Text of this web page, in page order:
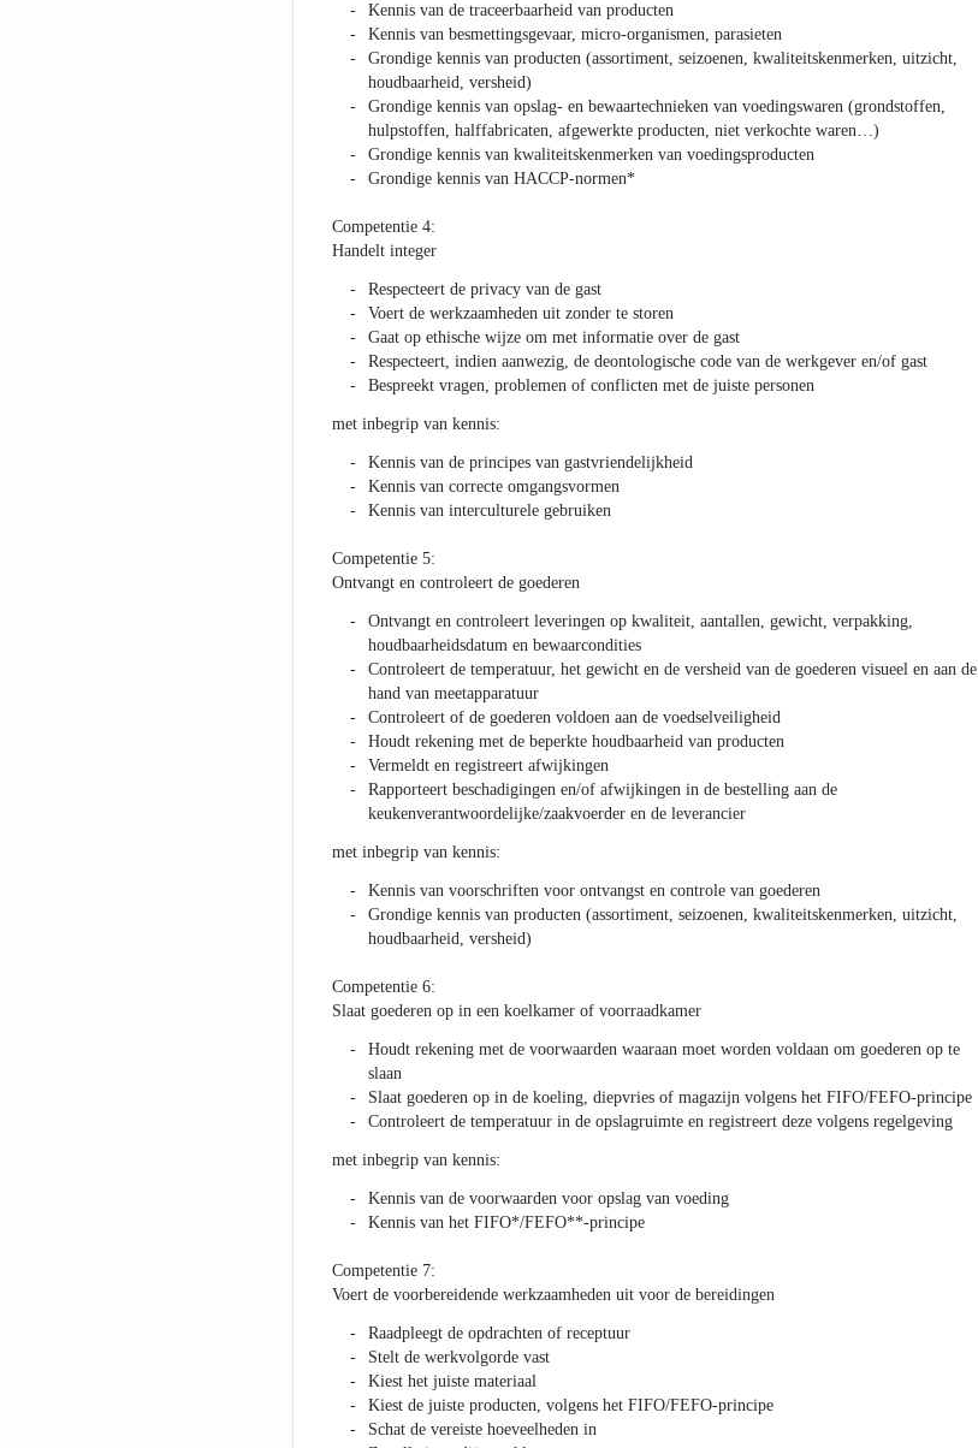
Kennis van de traceerbaarheid van producten
Kennis van besmettingsgevaar, micro-organismen, parasieten
Grondige kennis van producten (assortiment, seizoenen, kwaliteitskenmerken, uitzicht,
houdbaarheid, versheid)
Grondige kennis van opslag- en bewaartechnieken van voedingswaren (grondstoffen,
hulpstoffen, halffabricaten, afgewerkte producten, niet verkochte waren…)
Grondige kennis van kwaliteitskenmerken van voedingsproducten
Grondige kennis van HACCP-normen*
Competentie 4:
Handelt integer
Respecteert de privacy van de gast
Voert de werkzaamheden uit zonder te storen
Gaat op ethische wijze om met informatie over de gast
Respecteert, indien aanwezig, de deontologische code van de werkgever en/of gast
Bespreekt vragen, problemen of conflicten met de juiste personen
met inbegrip van kennis:
Kennis van de principes van gastvriendelijkheid
Kennis van correcte omgangsvormen
Kennis van interculturele gebruiken
Competentie 5:
Ontvangt en controleert de goederen
Ontvangt en controleert leveringen op kwaliteit, aantallen, gewicht, verpakking,
houdbaarheidsdatum en bewaarcondities
Controleert de temperatuur, het gewicht en de versheid van de goederen visueel en aan de
hand van meetapparatuur
Controleert of de goederen voldoen aan de voedselveiligheid
Houdt rekening met de beperkte houdbaarheid van producten
Vermeldt en registreert afwijkingen
Rapporteert beschadigingen en/of afwijkingen in de bestelling aan de
keukenverantwoordelijke/zaakvoerder en de leverancier
met inbegrip van kennis:
Kennis van voorschriften voor ontvangst en controle van goederen
Grondige kennis van producten (assortiment, seizoenen, kwaliteitskenmerken, uitzicht,
houdbaarheid, versheid)
Competentie 6:
Slaat goederen op in een koelkamer of voorraadkamer
Houdt rekening met de voorwaarden waaraan moet worden voldaan om goederen op te
slaan
Slaat goederen op in de koeling, diepvries of magazijn volgens het FIFO/FEFO-principe
Controleert de temperatuur in de opslagruimte en registreert deze volgens regelgeving
met inbegrip van kennis:
Kennis van de voorwaarden voor opslag van voeding
Kennis van het FIFO*/FEFO**-principe
Competentie 7:
Voert de voorbereidende werkzaamheden uit voor de bereidingen
Raadpleegt de opdrachten of receptuur
Stelt de werkvolgorde vast
Kiest het juiste materiaal
Kiest de juiste producten, volgens het FIFO/FEFO-principe
Schat de vereiste hoeveelheden in